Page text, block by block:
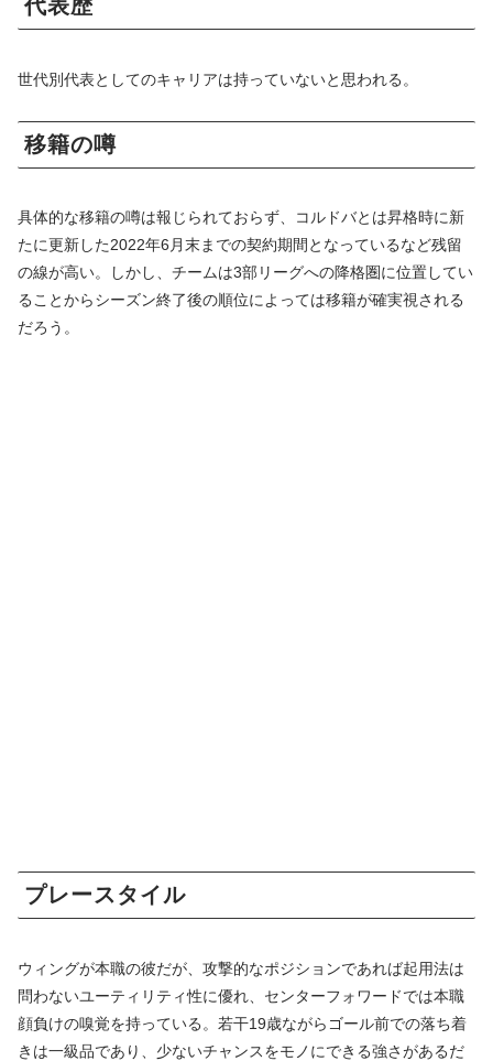
代表歴
世代別代表としてのキャリアは持っていないと思われる。
移籍の噂
具体的な移籍の噂は報じられておらず、コルドバとは昇格時に新
たに更新した2022年6月末までの契約期間となっているなど残留
の線が高い。しかし、チームは3部リーグへの降格圏に位置してい
ることからシーズン終了後の順位によっては移籍が確実視される
だろう。
プレースタイル
ウィングが本職の彼だが、攻撃的なポジションであれば起用法は
問わないユーティリティ性に優れ、センターフォワードでは本職
顔負けの嗅覚を持っている。若干19歳ながらゴール前での落ち着
きは一級品であり、少ないチャンスをモノにできる強さがあるだ